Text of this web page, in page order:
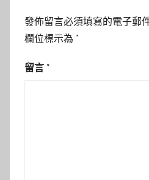
發佈留言必須填寫的電子郵
欄位標示為 *
留言 *